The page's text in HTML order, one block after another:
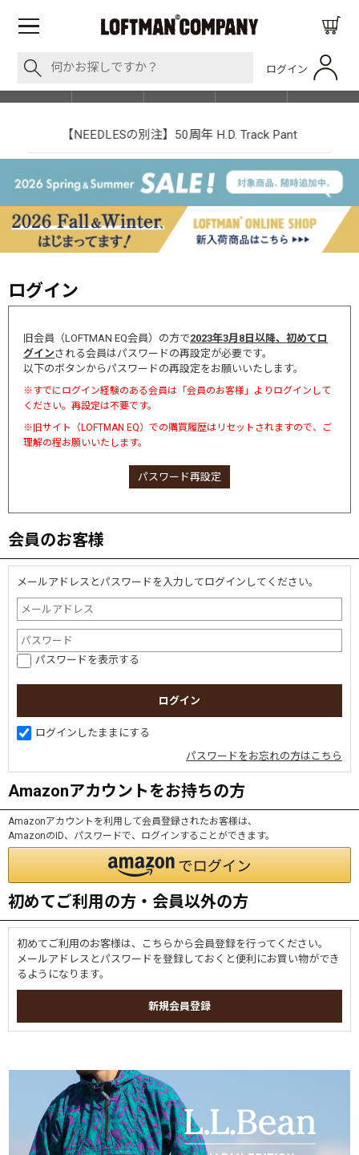
ログイン
SHOP LIST
【NEEDLESの別注】50周年 H.D. Track Pant
ログイン
旧会員（LOFTMAN EQ会員）の方で2023年3月8日以降、初めてロ
グインされる会員はパスワードの再設定が必要です。
以下のボタンからパスワードの再設定をお願いいたします。
※すでにログイン経験のある会員は「会員のお客様」よりログインして
ください。再設定は不要です。
※旧サイト（LOFTMAN EQ）での購買履歴はリセットされますので、ご
理解の程お願いいたします。
パスワード再設定
会員のお客様
メールアドレスとパスワードを入力してログインしてください。
パスワードを表示する
ログインしたままにする
パスワードをお忘れの方はこちら
Amazonアカウントをお持ちの方
Amazonアカウントを利用して会員登録されたお客様は、
AmazonのID、パスワードで、ログインすることができます。
初めてご利用の方・会員以外の方
初めてご利用のお客様は、こちらから会員登録を行ってください。
メールアドレスとパスワードを登録しておくと便利にお買い物ができ
るようになります。